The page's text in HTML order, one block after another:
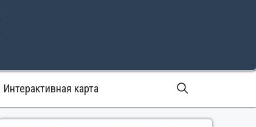
Интерактивная карта